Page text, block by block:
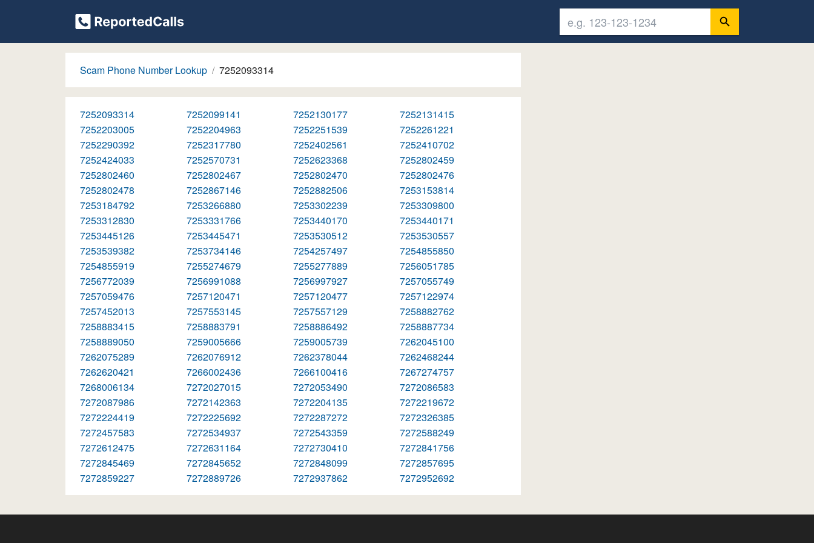
Scam Phone Number Lookup 7252093314
7252093314 7252099141 7252130177
7252131415
7252203005
7252204963 7252251539
7252261221
7252290392
7252317780 7252402561
7252410702
7252424033
7252570731 7252623368
7252802459
7252802460
7252802467 7252802470
7252802476
7252802478
7252867146 7252882506
7253153814
7253184792
7253266880 7253302239
7253309800
7253312830
7253331766 7253440170
7253440171
7253445126
7253445471 7253530512
7253530557
7253539382
7253734146 7254257497
7254855850
7254855919
7255274679 7255277889
7256051785
7256772039
7256991088 7256997927
7257055749
7257059476
7257120471 7257120477
7257122974
7257452013
7257553145 7257557129
7258882762
7258883415
7258883791 7258886492
7258887734
7258889050
7259005666 7259005739
7262045100
7262075289
7262076912 7262378044
7262468244
7262620421
7266002436 7266100416
7267274757
7268006134
7272027015 7272053490
7272086583
7272087986
7272142363 7272204135
7272219672
7272224419
7272225692 7272287272
7272326385
7272457583
7272534937 7272543359
7272588249
7272612475
7272631164 7272730410
7272841756
7272845469
7272845652 7272848099
7272857695
7272859227
7272889726 7272937862 7272952692